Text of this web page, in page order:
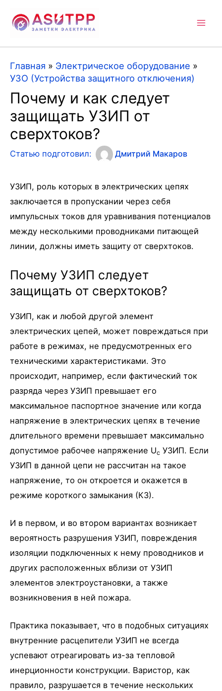
Главная » Электрическое оборудование »
УЗО (Устройства защитного отключения)
Почему и как следует
защищать УЗИП от
сверхтоков?
Статью подготовил: Дмитрий Макаров
УЗИП, роль которых в электрических цепях
заключается в пропускании через себя
импульсных токов для уравнивания потенциалов
между несколькими проводниками питающей
линии, должны иметь защиту от сверхтоков.
Почему УЗИП следует
защищать от сверхтоков?
УЗИП, как и любой другой элемент
электрических цепей, может повреждаться при
работе в режимах, не предусмотренных его
техническими характеристиками. Это
происходит, например, если фактический ток
разряда через УЗИП превышает его
максимальное паспортное значение или когда
напряжение в электрических цепях в течение
длительного времени превышает максимально
допустимое рабочее напряжение Uc УЗИП. Если
УЗИП в данной цепи не рассчитан на такое
напряжение, то он откроется и окажется в
режиме короткого замыкания (КЗ).
И в первом, и во втором вариантах возникает
вероятность разрушения УЗИП, повреждения
изоляции подключенных к нему проводников и
других расположенных вблизи от УЗИП
элементов электроустановки, а также
возникновения в ней пожара.
Практика показывает, что в подобных ситуациях
внутренние расцепители УЗИП не всегда
успевают отреагировать из-за тепловой
инерционности конструкции. Варистор, как
правило, разрушается в течение нескольких